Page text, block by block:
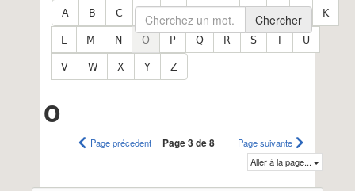
Chercher
A B C D E F G H I J
K
L
M N O P Q R S T
U
V
W X Y Z
O
Page précedent Page 3 de 8
Page suivante
Aller à la page...